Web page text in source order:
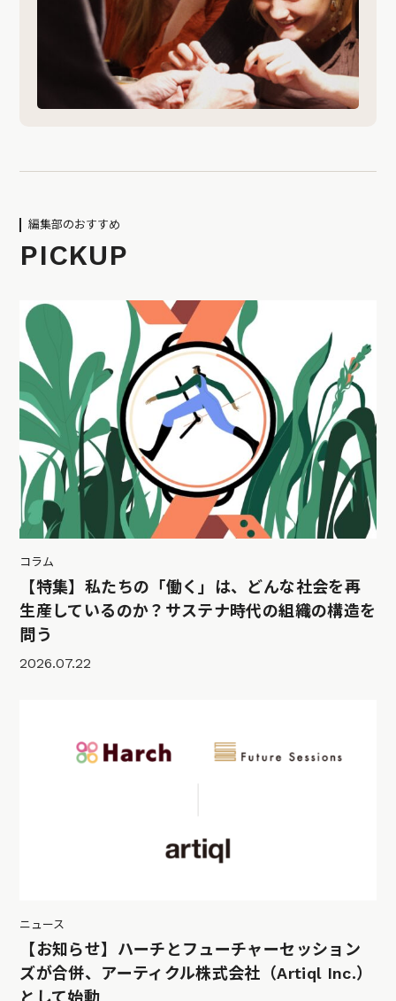
編集部のおすすめ
PICKUP
コラム
【特集】私たちの「働く」は、どんな社会を再
生産しているのか？サステナ時代の組織の構造を
問う
2026.07.22
ニュース
【お知らせ】ハーチとフューチャーセッション
ズが合併、アーティクル株式会社（Artiql Inc.）
として始動